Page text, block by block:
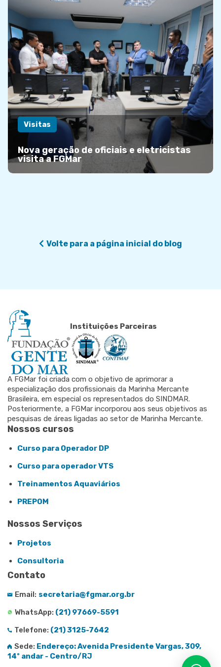
Visitas
Nova geração de oficiais e eletricistas
visita a FGMar
Volte para a página inicial do blog
Instituições Parceiras
A FGMar foi criada com o objetivo de aprimorar a
especialização dos profissionais da Marinha Mercante
Brasileira, em especial os representados do SINDMAR.
Posteriormente, a FGMar incorporou aos seus objetivos as
pesquisas de áreas ligadas ao setor de Marinha Mercante.
Nossos cursos
Curso para Operador DP
Curso para operador VTS
Treinamentos Aquaviários
PREPOM
Nossos Serviços
Projetos
Consultoria
Contato
Email: secretaria@fgmar.org.br
WhatsApp: (21) 97669-5591
Telefone: (21) 3125-7642
Sede: Endereço: Avenida Presidente Vargas, 309,
14º andar - Centro/RJ